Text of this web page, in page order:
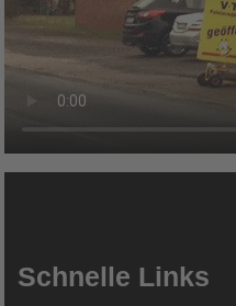
Schnelle Links